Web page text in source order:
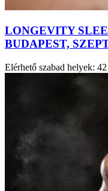
LONGEVITY
BUDAPEST,
Elérhető szabad helyek: 42